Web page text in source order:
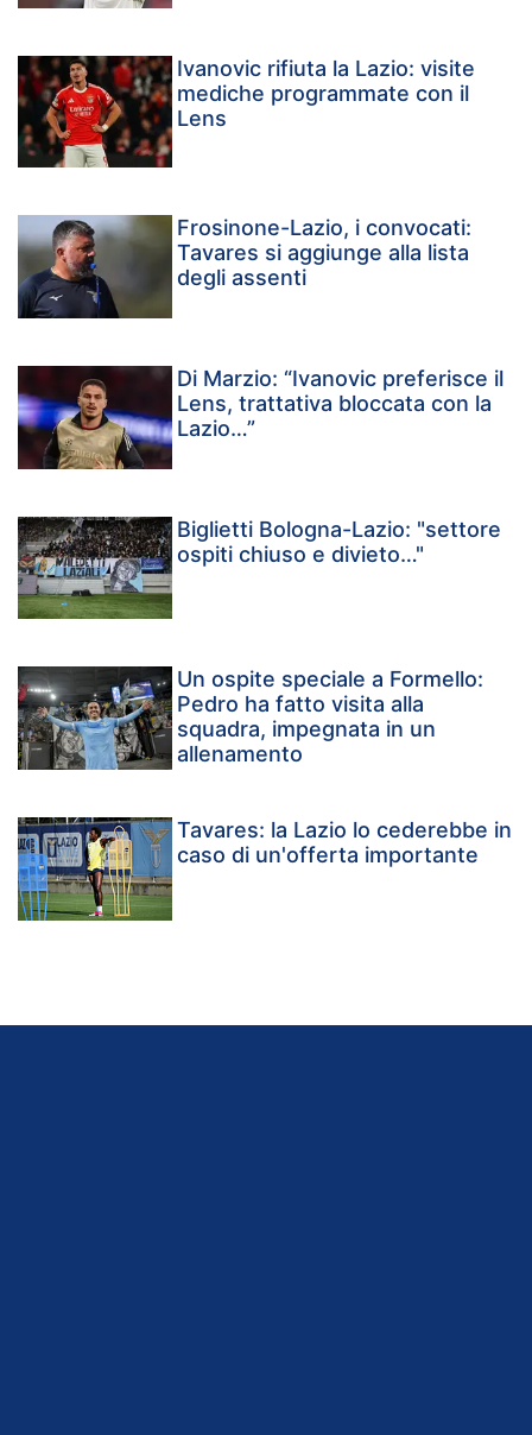
Ivanovic rifiuta la Lazio: visite
mediche programmate con il
Lens
Frosinone-Lazio, i convocati:
Tavares si aggiunge alla lista
degli assenti
Di Marzio: “Ivanovic preferisce il
Lens, trattativa bloccata con la
Lazio…”
Biglietti Bologna-Lazio: "settore
ospiti chiuso e divieto…"
Un ospite speciale a Formello:
Pedro ha fatto visita alla
squadra, impegnata in un
allenamento
Tavares: la Lazio lo cederebbe in
caso di un'offerta importante